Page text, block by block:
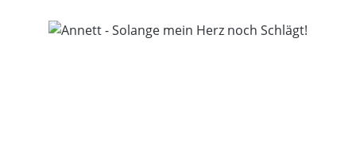
Bildergalerie überspringen